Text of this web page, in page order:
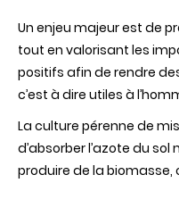
Un enjeu majeur est de
tout en valorisant les
positifs afin de rendre
c’est à dire utiles à
La culture pérenne de
d’absorber l’azote du
produire de la biomasse,